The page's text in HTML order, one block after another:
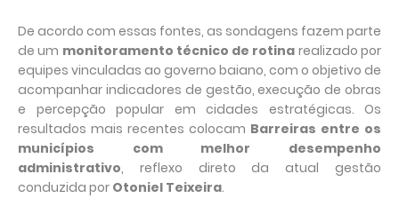
De acordo com essas fontes, as sondagens fazem parte
de um monitoramento técnico de rotina realizado por
equipes vinculadas ao governo baiano, com o objetivo de
acompanhar indicadores de gestão, execução de obras
e percepção popular em cidades estratégicas. Os
resultados mais recentes colocam Barreiras entre os
municípios com melhor desempenho
administrativo, reflexo direto da atual gestão
conduzida por Otoniel Teixeira.